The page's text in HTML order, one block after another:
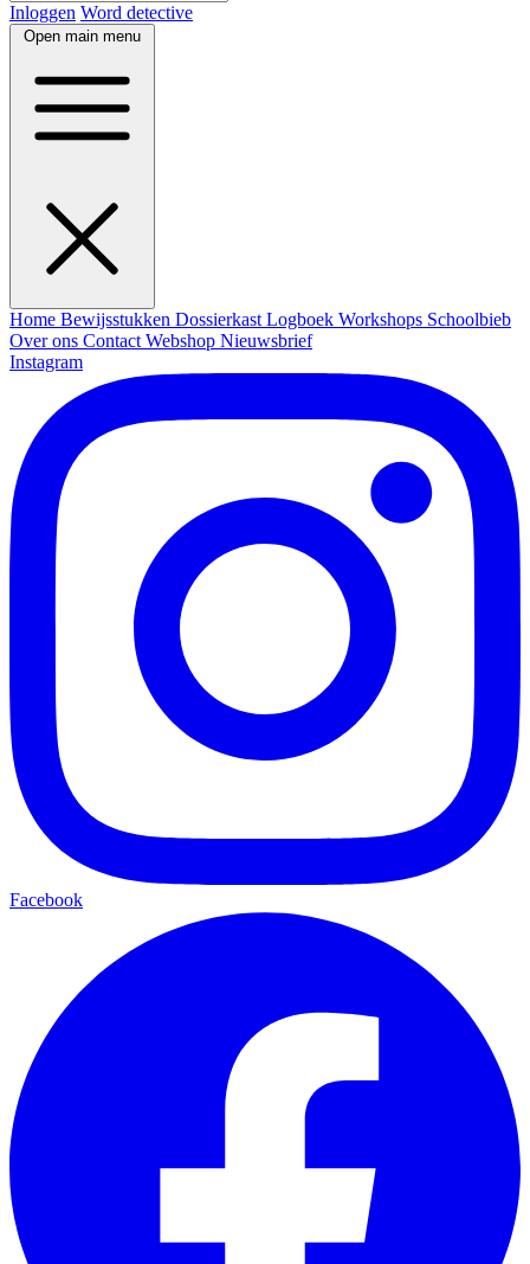
Inloggen Word detective
Open main menu
Home Bewijsstukken Dossierkast Logboek Workshops Schoolbieb
Over ons Contact Webshop Nieuwsbrief
Instagram
Facebook